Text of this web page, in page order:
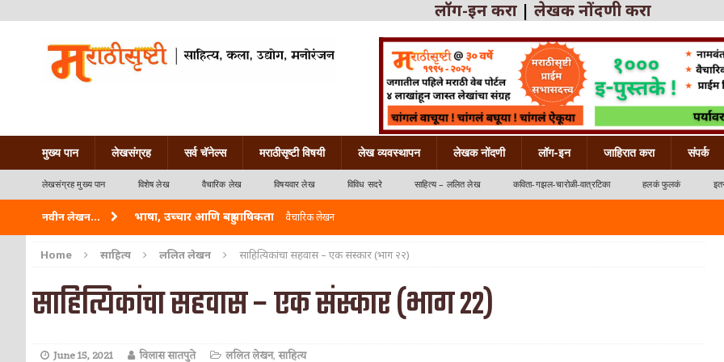
लॉग-इन करा | लेखक नोंदणी करा
मुख्य पान लेखसंग्रह सर्व चॅनेल्स मराठीसृष्टी विषयी लेख व्यवस्थापन लेखक नोंदणी लॉग-इन जाहिरात करा संपर्क
लेखसंग्रह मुख्य पान विशेष लेख वैचारिक लेख विषयवार लेख विविध सदरे साहित्य – ललित लेख कविता-गझल-चारोळी-वात्रटिका हलकं फुलकं
नवीन लेखन... भाषा, उच्चार आणि बहुभाषिकता वैचारिक लेखन
वारी विठ्ठलाची कविता-गझल-चारोळी-वात्रटिका
ताम्र – एक अफलातून धातू (COPPER) आयुर्वेद
जेव्हा मी आडनांव बदलले
अशी एक कविता लिहू इच्छिते कविता-गझल-चारोळी-वात्रटिका
Home साहित्य ललित लेखन साहित्यिकांचा सहवास – एक संस्कार (भाग २२)
साहित्यिकांचा सहवास – एक संस्कार (भाग २२)
June 15, 2021 विलास सातपुते ललित लेखन,साहित्य